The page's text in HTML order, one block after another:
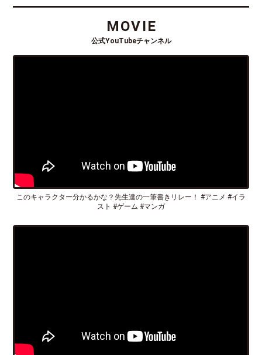
MOVIE
公式YouTubeチャンネル
このキャラクター分かるかな？先生達の一筆書きリレー！ #アニメ #イラ
スト #ゲーム #マンガ